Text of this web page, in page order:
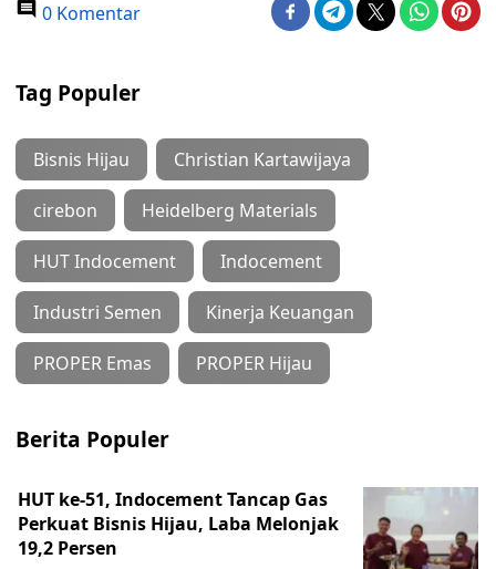
0 Komentar
Tag Populer
Bisnis Hijau Christian Kartawijaya
cirebon Heidelberg Materials
HUT Indocement Indocement
Industri Semen Kinerja Keuangan
PROPER Emas PROPER Hijau
Berita Populer
HUT ke-51, Indocement Tancap Gas
Perkuat Bisnis Hijau, Laba Melonjak
19,2 Persen